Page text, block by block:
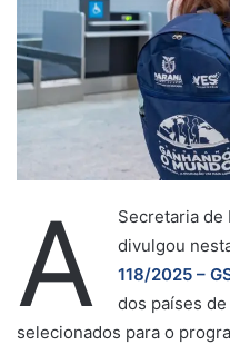
A
Secretaria de
divulgou
118/2025 –
dos países
selecionados para o